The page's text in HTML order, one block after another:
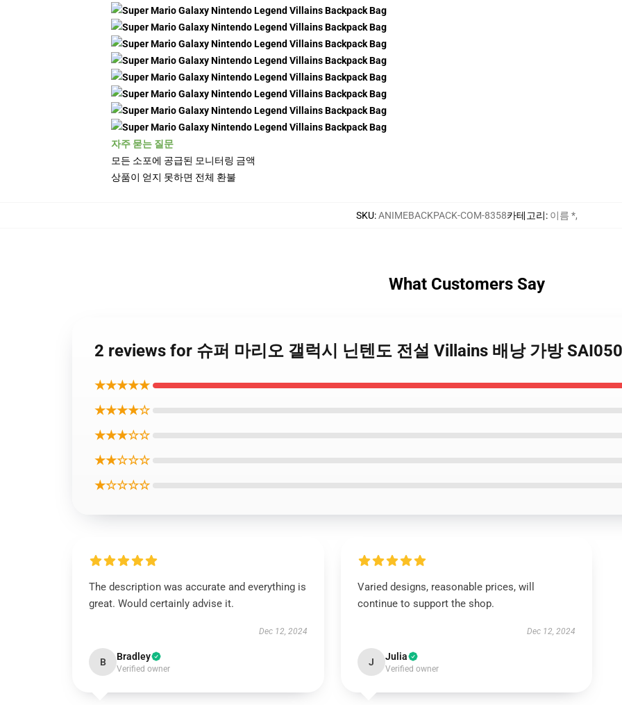
자주 묻는 질문
모든 소포에 공급된 모니터링 금액
상품이 얻지 못하면 전체 환불
SKU:ANIMEBACKPACK-COM-8358카테고리: 이름 *,
What Customers Say
2 reviews for 슈퍼 마리오 갤럭시 닌텐도 전설 Villains 배낭 가방
★★★★★
★★★★☆
★★★☆☆
★★☆☆☆
★☆☆☆☆
The description was accurate and everything is
great. Would certainly advise it.
Dec 12, 2024
B Bradley
Verified owner
Varied designs, reasonable prices, will
continue to support the shop.
Dec 12, 2024
J Julia
Verified owner